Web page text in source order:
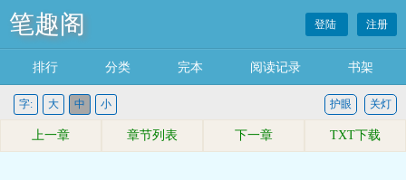
笔趣阁 登陆 注册
排行 分类 完本 阅读记录 书架
字: 大 中 小 关灯
护眼
上一章 章节列表 下一章 TXT下载